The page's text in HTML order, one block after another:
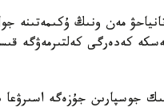
مەن ونىڭ ۇكىمەتىنە
كەدەرگى كەلتىرمەۋگە
جوسپارىن جۇزەگە اسىرۋعا